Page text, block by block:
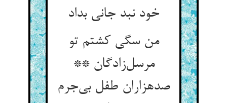
خود نبد جانی بداد
من سگی کشتم تو
مرسل‌زادگان **
صدهزاران طفل بی‌جرم